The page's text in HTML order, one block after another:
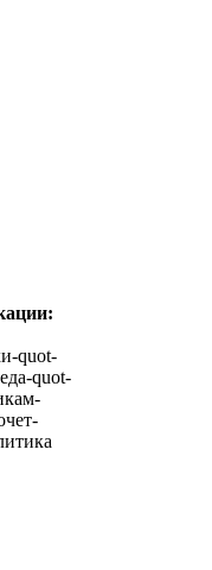
quot-
quot-